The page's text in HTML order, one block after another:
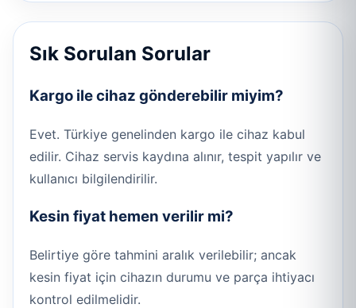
Sık Sorulan Sorular
Kargo ile cihaz gönderebilir miyim?
Evet. Türkiye genelinden kargo ile cihaz kabul
edilir. Cihaz servis kaydına alınır, tespit yapılır ve
kullanıcı bilgilendirilir.
Kesin fiyat hemen verilir mi?
Belirtiye göre tahmini aralık verilebilir; ancak
kesin fiyat için cihazın durumu ve parça ihtiyacı
kontrol edilmelidir.